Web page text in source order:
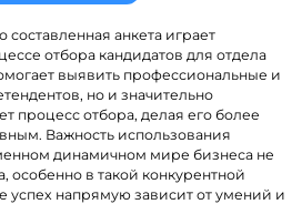
анкета играет
отбора кандидатов для отдела
выявить профессиональные и
но и значительно
процесс отбора, делая его более
Важность использования
динамичном мире бизнеса не
особенно в такой конкурентной
успех напрямую зависит от умений и